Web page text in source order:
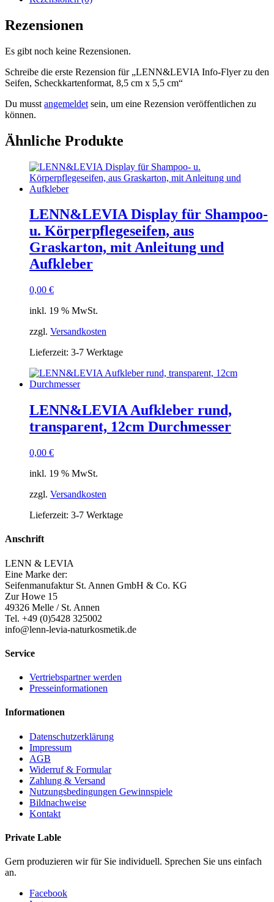
Rezensionen
Es gibt noch keine Rezensionen.
Schreibe die erste Rezension für „LENN&LEVIA Info-Flyer zu den
Seifen, Scheckkartenformat, 8,5 cm x 5,5 cm“
Du musst angemeldet sein, um eine Rezension veröffentlichen zu
können.
Ähnliche Produkte
LENN&LEVIA Display für Shampoo-
u. Körperpflegeseifen, aus
Graskarton, mit Anleitung und
Aufkleber
0,00 €
inkl. 19 % MwSt.
zzgl. Versandkosten
Lieferzeit: 3-7 Werktage
LENN&LEVIA Aufkleber rund,
transparent, 12cm Durchmesser
0,00 €
inkl. 19 % MwSt.
zzgl. Versandkosten
Lieferzeit: 3-7 Werktage
Anschrift
LENN & LEVIA
Eine Marke der:
Seifenmanufaktur St. Annen GmbH & Co. KG
Zur Howe 15
49326 Melle / St. Annen
Tel. +49 (0)5428 325002
info@lenn-levia-naturkosmetik.de
Service
Vertriebspartner werden
Presseinformationen
Informationen
Datenschutzerklärung
Impressum
AGB
Widerruf & Formular
Zahlung & Versand
Nutzungsbedingungen Gewinnspiele
Bildnachweise
Kontakt
Private Lable
Gern produzieren wir für Sie individuell. Sprechen Sie uns einfach
an.
Facebook